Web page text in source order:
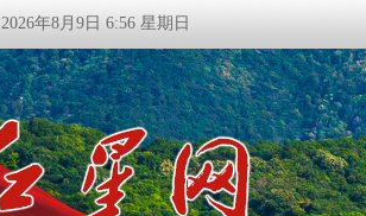
2026年8月9日 6:56 星期日